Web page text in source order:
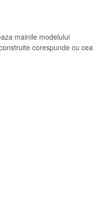
mainile modelului
corespunde cu cea